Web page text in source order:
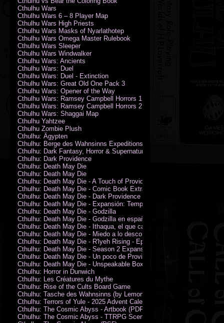
Cthulhu Wars
Cthulhu Wars 6 – 8 Player Map
Cthulhu Wars High Priests
Cthulhu Wars Masks of Nyarlathotep
Cthulhu Wars Omega Master Rulebook
Cthulhu Wars Sleeper
Cthulhu Wars Windwalker
Cthulhu Wars: Ancients
Cthulhu Wars: Duel
Cthulhu Wars: Duel - Extinction
Cthulhu Wars: Great Old One Pack 3
Cthulhu Wars: Opener of the Way
Cthulhu Wars: Ramsey Campbell Horrors 1
Cthulhu Wars: Ramsey Campbell Horrors 2
Cthulhu Wars: Shaggai Map
Cthulhu Yahtzee
Cthulhu Zombie Plush
Cthulhu: Ägypten
Cthulhu: Berge des Wahnsinns Expeditionspack
Cthulhu: Dark Fantasy, Horror & Supernatural Movies
Cthulhu: Dark Providence
Cthulhu: Death May Die
Cthulhu: Death May Die
Cthulhu: Death May Die - A Touch of Providence
Cthulhu: Death May Die - Comic Book Extras vol. 2
Cthulhu: Death May Die - Dark Providence Investigators
Cthulhu: Death May Die - Expansión: Temporada 2
Cthulhu: Death May Die - Godzilla
Cthulhu: Death May Die - Godzilla en español
Cthulhu: Death May Die - Ithaqua, el que camina en el viento
Cthulhu: Death May Die - Miedo a lo desconocido
Cthulhu: Death May Die - R'lyeh Rising - Epic Episode
Cthulhu: Death May Die - Season 2 Expansion
Cthulhu: Death May Die - Un poco de Providence
Cthulhu: Death May Die - Unspeakable Box
Cthulhu: Horror in Dunwich
Cthulhu: Les Créatures du Mythe
Cthulhu: Rise of the Cults Board Game
Cthulhu: Tasche des Wahnsinns (by Lemonfish)
Cthulhu: Terrors of Yule - 2025 Advent Calendar
Cthulhu: The Cosmic Abyss - Artbook (PDF)
Cthulhu: The Cosmic Abyss - TTRPG Scenario - Arkham Horror (PDF)